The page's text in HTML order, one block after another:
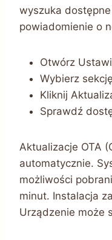
wyszuka
powiadomienie o
Otwórz
Wybierz
Kliknij
Sprawdź
Aktualizacje OTA
automatycznie.
możliwości
minut. Instalacja
Urządzenie może